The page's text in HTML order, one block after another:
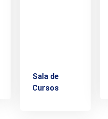
Sala de
Cursos